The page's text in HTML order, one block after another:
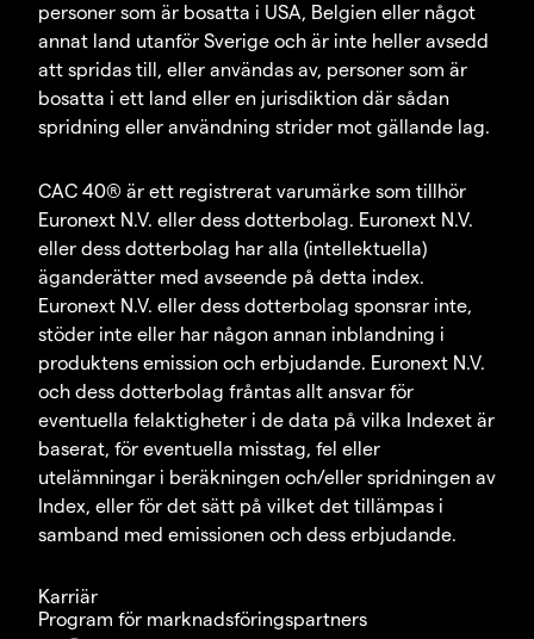
personer som är bosatta i USA, Belgien eller något
annat land utanför Sverige och är inte heller avsedd
att spridas till, eller användas av, personer som är
bosatta i ett land eller en jurisdiktion där sådan
spridning eller användning strider mot gällande lag.
CAC 40® är ett registrerat varumärke som tillhör
Euronext N.V. eller dess dotterbolag. Euronext N.V.
eller dess dotterbolag har alla (intellektuella)
äganderätter med avseende på detta index.
Euronext N.V. eller dess dotterbolag sponsrar inte,
stöder inte eller har någon annan inblandning i
produktens emission och erbjudande. Euronext N.V.
och dess dotterbolag fråntas allt ansvar för
eventuella felaktigheter i de data på vilka Indexet är
baserat, för eventuella misstag, fel eller
utelämningar i beräkningen och/eller spridningen av
Index, eller för det sätt på vilket det tillämpas i
samband med emissionen och dess erbjudande.
Karriär
Program för marknadsföringspartners